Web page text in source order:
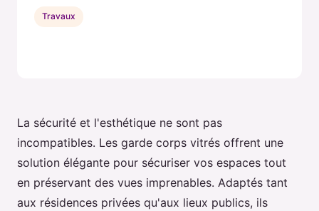
La sécurité et l'esthétique ne sont pas
incompatibles. Les garde corps vitrés offrent une
solution élégante pour sécuriser vos espaces tout
en préservant des vues imprenables. Adaptés tant
aux résidences privées qu'aux lieux publics, ils
Travaux